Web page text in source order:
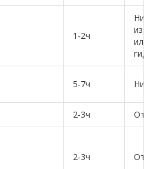
1‑2ч
или
5‑7ч
2‑3ч
2‑3ч